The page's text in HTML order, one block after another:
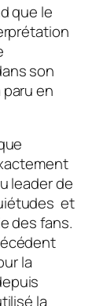
que le
son
paru en
leader de
et
des fans.
la
la